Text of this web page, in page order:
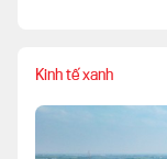
Kinh tế xanh